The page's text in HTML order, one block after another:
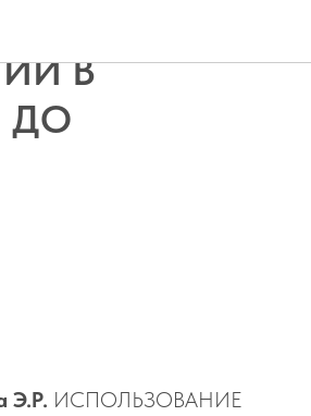
В
ДО
Э.Р. ИСПОЛЬЗОВАНИЕ